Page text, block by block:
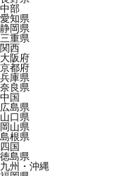
中部
愛知県
静岡県
三重県
関西
大阪府
京都府
兵庫県
奈良県
中国
広島県
山口県
岡山県
島根県
四国
徳島県
九州・沖縄